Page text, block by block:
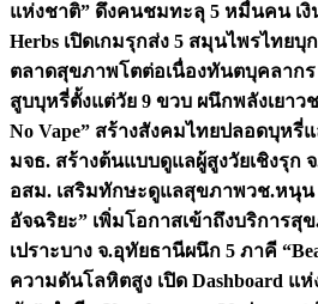
แห่งชาติ” ดึงคนชมทะลุ 5 หมื่นคน เงิ
Herbs เปิดเกมรุกส่ง 5 สมุนไพรไทยบุ
ตลาดสุขภาพโตต่อเนื่องทันตบุคลากร
สูบบุหรี่ตั้งแต่วัย 9 ขวบ ผนึกพลังเยาว
No Vape” สร้างสังคมไทยปลอดบุหรี่
มจธ. สร้างต้นแบบดูแลผู้สูงวัยเชิงรุก
อสม. เสริมทักษะดูแลสุขภาพวช.หนุน
อัจฉริยะ” เพิ่มโอกาสเข้าถึงบริการสุ
เปราะบาง จ.อุทัยธานีผนึก 5 ภาคี
ความดันโลหิตสูง เปิด Dashboard แ